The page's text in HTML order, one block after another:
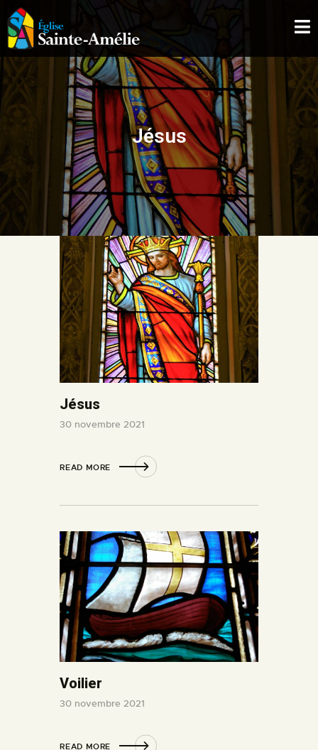
Jésus
ÉGLISE SAINTE-AMÉLIE
ACCUEIL
À PROPOS
L’EXPÉRIENCE
LES COLLECTIONS
NOS SERVICES
NOUS JOINDRE
NOUS SOUTENIR
Jésus
30 novembre 2021
READ MORE
Voilier
30 novembre 2021
READ MORE